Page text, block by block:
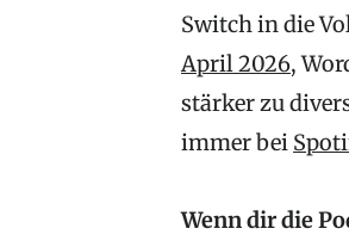
Switch in die
April 2026,
stärker zu
immer bei
Wenn dir die